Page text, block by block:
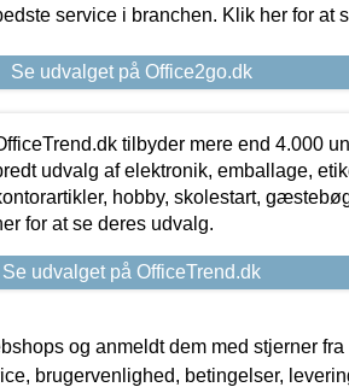
service i branchen. Klik her for at
Se udvalget på Office2go.dk
tilbyder mere end 4.000
udvalg af elektronik, emballage,
hobby, skolestart,
for at se deres udvalg.
Se udvalget på OfficeTrend.dk
og anmeldt dem med stjerner fra
brugervenlighed, betingelser,